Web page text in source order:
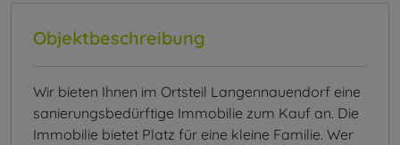
Objektbeschreibung
Wir bieten Ihnen im Ortsteil Langennauendorf eine
sanierungsbedürftige Immobilie zum Kauf an. Die
Immobilie bietet Platz für eine kleine Familie. Wer